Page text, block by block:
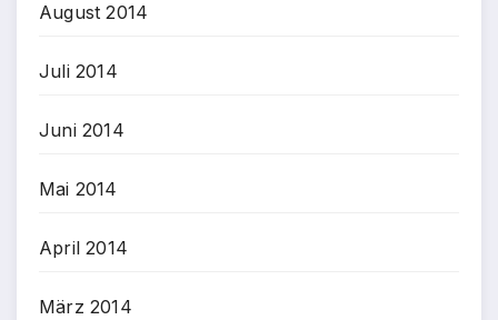
August 2014
Juli 2014
Juni 2014
Mai 2014
April 2014
März 2014